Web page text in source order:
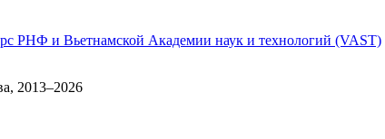
РНФ и Вьетнамской Академии наук и технологий (VAST)
2013–2026